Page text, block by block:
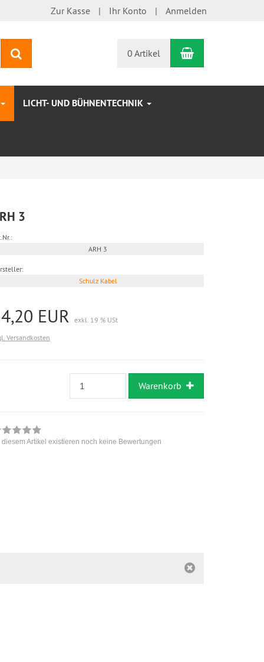
Zur Kasse Ihr Konto Anmelden
0 Artikel Warenkorb
LICHT- UND BÜHNENTECHNIK
3
ARH 3
Schulz Kabel
EUR
exkl. 19 % USt
Versandkosten
Warenkorb
diesem Artikel existieren noch keine Bewertungen